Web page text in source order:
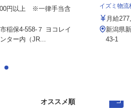
円以上 ※一律手当含
稲保4-558-７ ヨコレイ
ター内（JR...
イズミ物
月給
新潟県
43-1